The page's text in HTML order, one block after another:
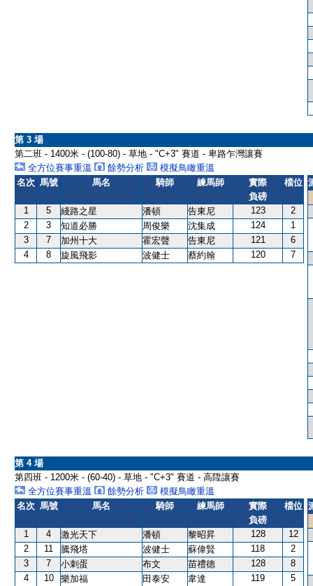
第 3 場
第二班 - 1400米 - (100-80) - 草地 - "C+3" 賽道 - 卑路乍灣讓賽
全方位賽事重溫
餘勢分析
模擬鳥瞰重溫
名次 馬號 馬名 騎師 練馬師
實際
負磅
檔位
1 5 綫路之星 潘頓 告東尼 123
2
2
3 知道必勝 周俊樂 沈集成 124
1
3
7 加州十大 霍宏聲 告東尼 121
6
4
8 旋風飛影 波健士 蔡約翰 120 7
第 4 場
第四班 - 1200米 - (60-40) - 草地 - "C+3" 賽道 - 高陞讓賽
全方位賽事重溫
餘勢分析
模擬鳥瞰重溫
名次 馬號 馬名 騎師 練馬師
實際
負磅
檔位
1 4 激光天下 潘頓 黎昭昇 128
12
2
11 騰飛塔 波健士 蘇偉賢 118
2
3
7 小刺蛋 布文 苗禮德 128
8
4
10 樂加福 田泰安 韋達 119 5